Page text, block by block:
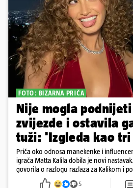
FOTO: BIZARNA PRIČA
Nije mogla podnijeti
zvijezde i ostavila
tuži: 'Izgleda kao
Priča oko odnosa manekenke i
igrača Matta Kalila dobila je novi
govorila o razlogu razlaza za Kalikom i
prešla granicu dobrog ukusa
5